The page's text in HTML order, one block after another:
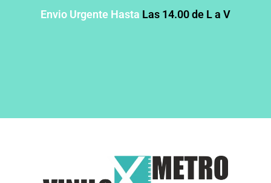
Envio Urgente Hasta Las 14.00 de L a V